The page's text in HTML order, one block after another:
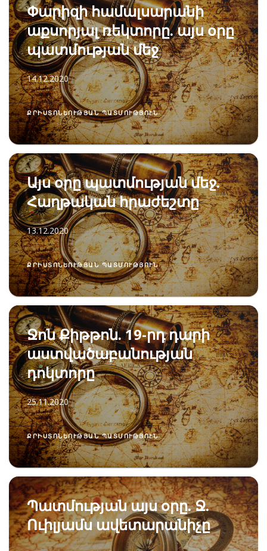
Փարիզի համալսարանի
աքսորյալ ռեկտորը. այս օրը
պատմության մեջ
14.12.2020
ՔՐԻՍՏՈՆԵՈՒԹՅԱՆ ՊԱՏՄՈՒԹՅՈՒՆ
Այս օրը պատմության մեջ.
Հաղթական հրաժեշտը
13.12.2020
ՔՐԻՍՏՈՆԵՈՒԹՅԱՆ ՊԱՏՄՈՒԹՅՈՒՆ
Ջոն Քիթթոն. 19-րդ դարի
աստվածաբանության
դոկտորը
25.11.2020
ՔՐԻՍՏՈՆԵՈՒԹՅԱՆ ՊԱՏՄՈՒԹՅՈՒՆ
Պատմության այս օրը. Ջ.
Ուիլյամս ավետարանիչը